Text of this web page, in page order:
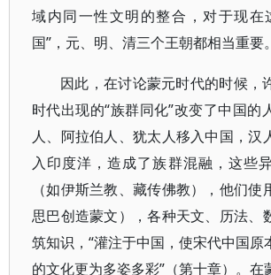
域内同一性文明的整合，对于现在
国”，元、明、清三个王朝都相当重要。
因此，在讨论蒙元时代的时候，
时代出现的“族群同化”改变了中国的
人、阿拉伯人、犹太人移入中国，汉
入印度洋，造成了族群混融，这些
（如伊斯兰教、藏传佛教），他们使
思巴创造蒙文），各种天文、历法、
筑知识，“灌注于中国，使宋代中国原
的文化更为多姿多彩”（第十章）。在